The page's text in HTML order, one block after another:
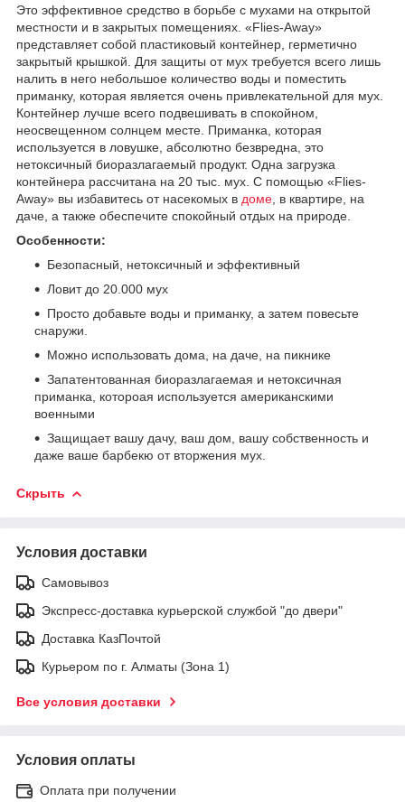
Это эффективное средство в борьбе с мухами на открытой
местности и в закрытых помещениях. «Flies-Away»
представляет собой пластиковый контейнер, герметично
закрытый крышкой. Для защиты от мух требуется всего лишь
налить в него небольшое количество воды и поместить
приманку, которая является очень привлекательной для мух.
Контейнер лучше всего подвешивать в спокойном,
неосвещенном солнцем месте. Приманка, которая
используется в ловушке, абсолютно безвредна, это
нетоксичный биоразлагаемый продукт. Одна загрузка
контейнера рассчитана на 20 тыс. мух. С помощью «Flies-
Away» вы избавитесь от насекомых в доме , в квартире, на
даче, а также обеспечите спокойный отдых на природе.
Особенности:
Безопасный, нетоксичный и эффективный
Ловит до 20.000 мух
Просто добавьте воды и приманку, а затем повесьте
снаружи.
Можно использовать дома, на даче, на пикнике
Запатентованная биоразлагаемая и нетоксичная
приманка, котороая используется американскими
военными
Защищает вашу дачу, ваш дом, вашу собственность и
даже ваше барбекю от вторжения мух.
Скрыть
Условия доставки
Самовывоз
Экспресс-доставка курьерской службой "до двери"
Доставка КазПочтой
Курьером по г. Алматы (Зона 1)
Все условия доставки
Условия оплаты
Оплата при получении